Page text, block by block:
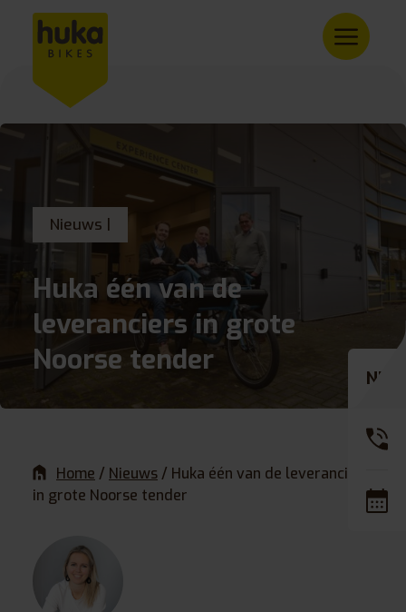
Nieuws |
Huka één van de
leveranciers in grote
Noorse tender
Home / Nieuws / Huka één van de leveranciers
in grote Noorse tender
NL